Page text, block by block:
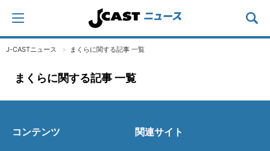
J-CASTニュース まくらに関する記事 一覧
まくらに関する記事 一覧
コンテンツ 関連サイト